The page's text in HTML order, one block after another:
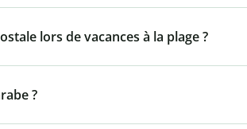
lors de vacances à la plage ?
?